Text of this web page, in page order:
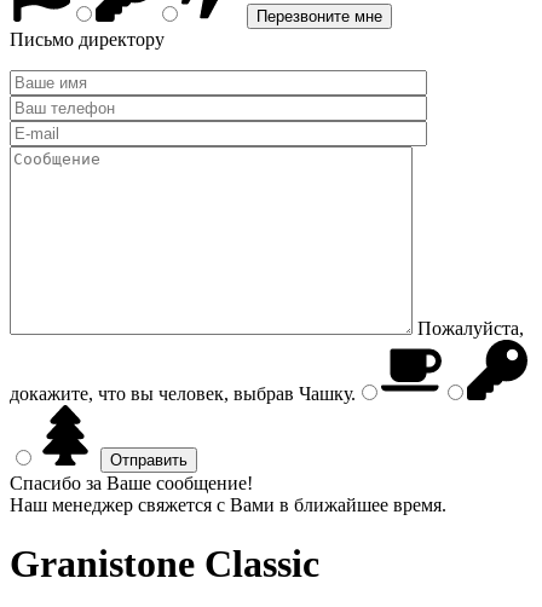
Письмо директору
Пожалуйста,
докажите, что вы человек, выбрав Чашку.
Спасибо за Ваше сообщение!
Наш менеджер свяжется с Вами в ближайшее время.
Granistone Classic